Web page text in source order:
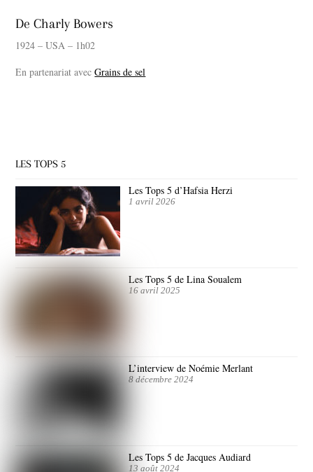
De Charly Bowers
1924 – USA – 1h02
En partenariat avecGrains de sel
LES TOPS 5
Les Tops 5 d’Hafsia Herzi
1 avril 2026
Les Tops 5 de Lina Soualem
16 avril 2025
L’interview de Noémie Merlant
8 décembre 2024
Les Tops 5 de Jacques Audiard
13 août 2024